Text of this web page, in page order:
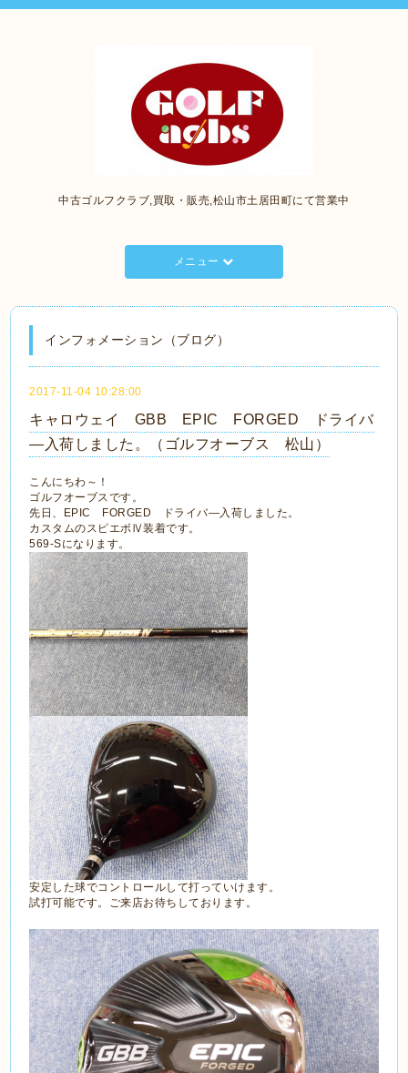
中古ゴルフクラブ,買取・販売,松山市土居田町にて営業中
メニュー
インフォメーション（ブログ）
2017-11-04 10:28:00
キャロウェイ GBB EPIC FORGED ドライバ
―入荷しました。（ゴルフオーブス 松山）
こんにちわ～！
ゴルフオーブスです。
先日、EPIC FORGED ドライバ―入荷しました。
カスタムのスピエボⅣ装着です。
569-Sになります。
安定した球でコントロールして打っていけます。
試打可能です。ご来店お待ちしております。